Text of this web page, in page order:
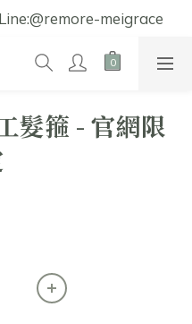
meigrace
箍 - 官網限